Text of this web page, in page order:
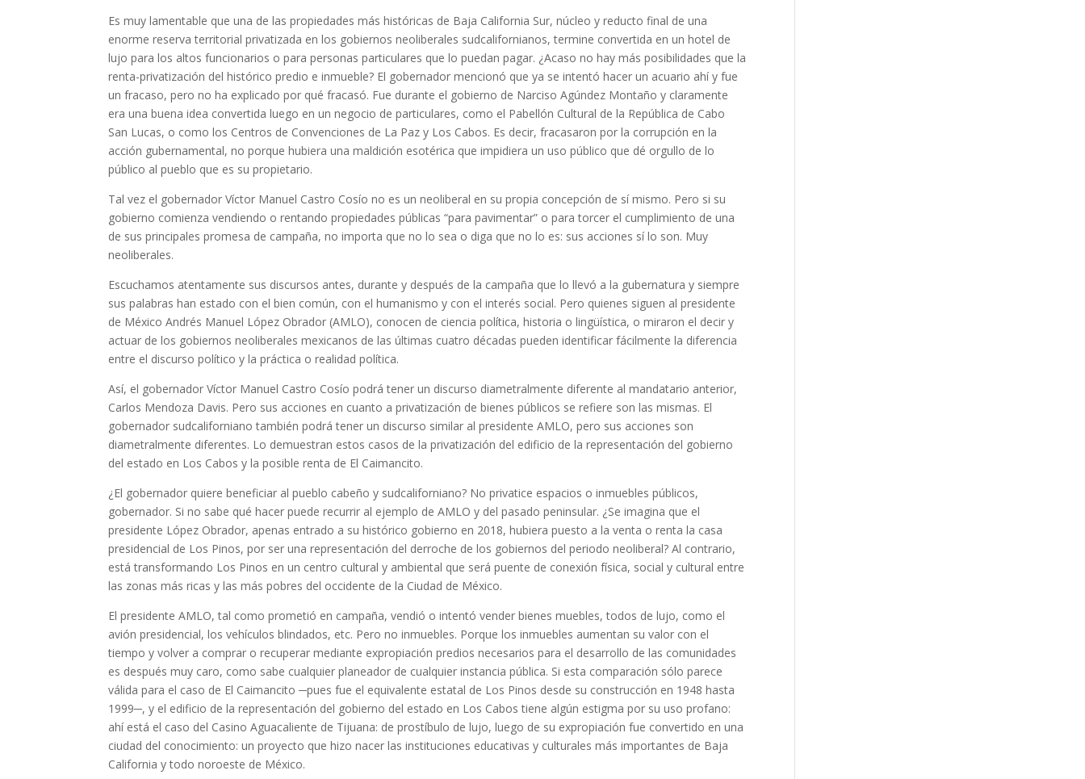
Es muy lamentable que una de las propiedades más históricas de Baja California Sur, núcleo y reducto final de una
enorme reserva territorial privatizada en los gobiernos neoliberales sudcalifornianos, termine convertida en un hotel de
lujo para los altos funcionarios o para personas particulares que lo puedan pagar. ¿Acaso no hay más posibilidades que la
renta-privatización del histórico predio e inmueble? El gobernador mencionó que ya se intentó hacer un acuario ahí y fue
un fracaso, pero no ha explicado por qué fracasó. Fue durante el gobierno de Narciso Agúndez Montaño y claramente
era una buena idea convertida luego en un negocio de particulares, como el Pabellón Cultural de la República de Cabo
San Lucas, o como los Centros de Convenciones de La Paz y Los Cabos. Es decir, fracasaron por la corrupción en la
acción gubernamental, no porque hubiera una maldición esotérica que impidiera un uso público que dé orgullo de lo
público al pueblo que es su propietario.
Tal vez el gobernador Víctor Manuel Castro Cosío no es un neoliberal en su propia concepción de sí mismo. Pero si su
gobierno comienza vendiendo o rentando propiedades públicas “para pavimentar” o para torcer el cumplimiento de una
de sus principales promesa de campaña, no importa que no lo sea o diga que no lo es: sus acciones sí lo son. Muy
neoliberales.
Escuchamos atentamente sus discursos antes, durante y después de la campaña que lo llevó a la gubernatura y siempre
sus palabras han estado con el bien común, con el humanismo y con el interés social. Pero quienes siguen al presidente
de México Andrés Manuel López Obrador (AMLO), conocen de ciencia política, historia o lingüística, o miraron el decir y
actuar de los gobiernos neoliberales mexicanos de las últimas cuatro décadas pueden identificar fácilmente la diferencia
entre el discurso político y la práctica o realidad política.
Así, el gobernador Víctor Manuel Castro Cosío podrá tener un discurso diametralmente diferente al mandatario anterior,
Carlos Mendoza Davis. Pero sus acciones en cuanto a privatización de bienes públicos se refiere son las mismas. El
gobernador sudcaliforniano también podrá tener un discurso similar al presidente AMLO, pero sus acciones son
diametralmente diferentes. Lo demuestran estos casos de la privatización del edificio de la representación del gobierno
del estado en Los Cabos y la posible renta de El Caimancito.
¿El gobernador quiere beneficiar al pueblo cabeño y sudcaliforniano? No privatice espacios o inmuebles públicos,
gobernador. Si no sabe qué hacer puede recurrir al ejemplo de AMLO y del pasado peninsular. ¿Se imagina que el
presidente López Obrador, apenas entrado a su histórico gobierno en 2018, hubiera puesto a la venta o renta la casa
presidencial de Los Pinos, por ser una representación del derroche de los gobiernos del periodo neoliberal? Al contrario,
está transformando Los Pinos en un centro cultural y ambiental que será puente de conexión física, social y cultural entre
las zonas más ricas y las más pobres del occidente de la Ciudad de México.
El presidente AMLO, tal como prometió en campaña, vendió o intentó vender bienes muebles, todos de lujo, como el
avión presidencial, los vehículos blindados, etc. Pero no inmuebles. Porque los inmuebles aumentan su valor con el
tiempo y volver a comprar o recuperar mediante expropiación predios necesarios para el desarrollo de las comunidades
es después muy caro, como sabe cualquier planeador de cualquier instancia pública. Si esta comparación sólo parece
válida para el caso de El Caimancito ─pues fue el equivalente estatal de Los Pinos desde su construcción en 1948 hasta
1999─, y el edificio de la representación del gobierno del estado en Los Cabos tiene algún estigma por su uso profano:
ahí está el caso del Casino Aguacaliente de Tijuana: de prostíbulo de lujo, luego de su expropiación fue convertido en una
ciudad del conocimiento: un proyecto que hizo nacer las instituciones educativas y culturales más importantes de Baja
California y todo noroeste de México.